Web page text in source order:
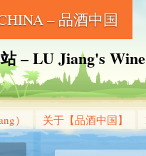
– 品酒中国
– LU Jiang's
） 关于【品酒中国】